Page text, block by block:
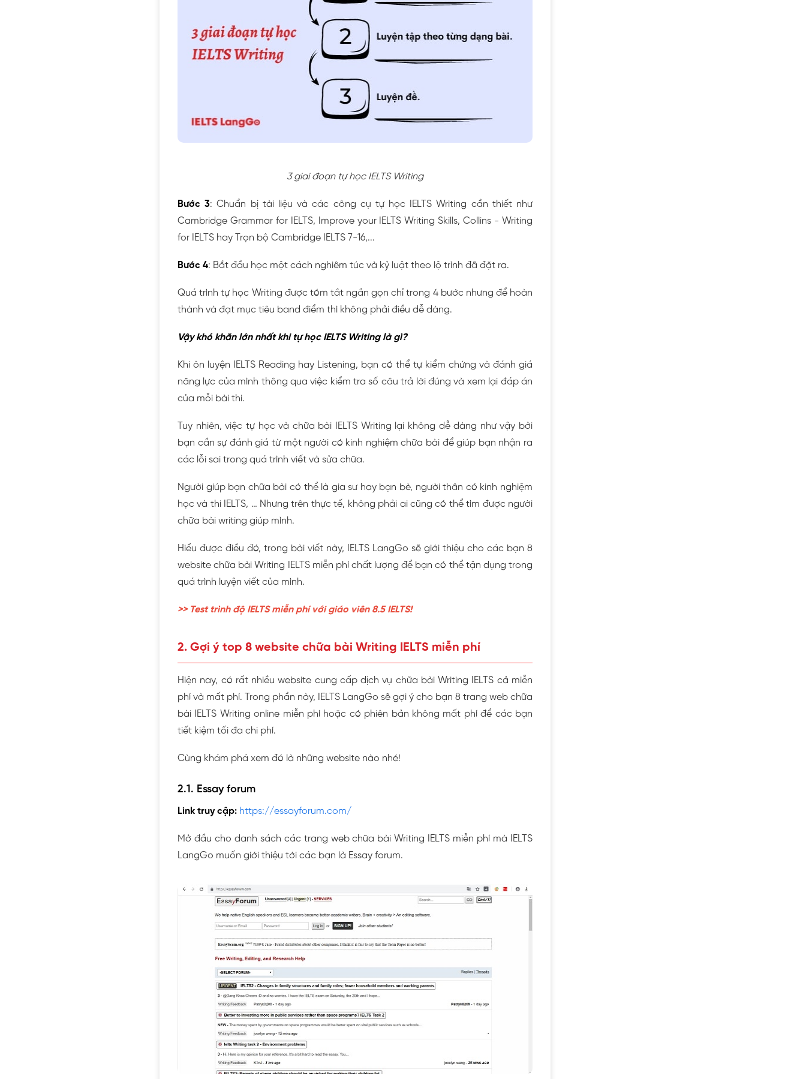
3 giai đoạn tự học IELTS Writing
Bước 3: Chuẩn bị tài liệu và các công cụ tự học IELTS Writing cần thiết như
Cambridge Grammar for IELTS, Improve your IELTS Writing Skills, Collins - Writing
for IELTS hay Trọn bộ Cambridge IELTS 7-16,...
Bước 4: Bắt đầu học một cách nghiêm túc và kỷ luật theo lộ trình đã đặt ra.
Quá trình tự học Writing được tóm tắt ngắn gọn chỉ trong 4 bước nhưng để hoàn
thành và đạt mục tiêu band điểm thì không phải điều dễ dàng.
Vậy khó khăn lớn nhất khi tự học IELTS Writing là gì?
Khi ôn luyện IELTS Reading hay Listening, bạn có thể tự kiểm chứng và đánh giá
năng lực của mình thông qua việc kiểm tra số câu trả lời đúng và xem lại đáp án
của mỗi bài thi.
Tuy nhiên, việc tự học và chữa bài IELTS Writing lại không dễ dàng như vậy bởi
bạn cần sự đánh giá từ một người có kinh nghiệm chữa bài để giúp bạn nhận ra
các lỗi sai trong quá trình viết và sửa chữa.
Người giúp bạn chữa bài có thể là gia sư hay bạn bè, người thân có kinh nghiệm
học và thi IELTS, … Nhưng trên thực tế, không phải ai cũng có thể tìm được người
chữa bài writing giúp mình.
Hiểu được điều đó, trong bài viết này, IELTS LangGo sẽ giới thiệu cho các bạn 8
website chữa bài Writing IELTS miễn phí chất lượng để bạn có thể tận dụng trong
quá trình luyện viết của mình.
>> Test trình độ IELTS miễn phí với giáo viên 8.5 IELTS!
2. Gợi ý top 8 website chữa bài Writing IELTS miễn phí
Hiện nay, có rất nhiều website cung cấp dịch vụ chữa bài Writing IELTS cả miễn
phí và mất phí. Trong phần này, IELTS LangGo sẽ gợi ý cho bạn 8 trang web chữa
bài IELTS Writing online miễn phí hoặc có phiên bản không mất phí để các bạn
tiết kiệm tối đa chi phí.
Cùng khám phá xem đó là những website nào nhé!
2.1. Essay forum
Link truy cập: https://essayforum.com/
Mở đầu cho danh sách các trang web chữa bài Writing IELTS miễn phí mà IELTS
LangGo muốn giới thiệu tới các bạn là Essay forum.